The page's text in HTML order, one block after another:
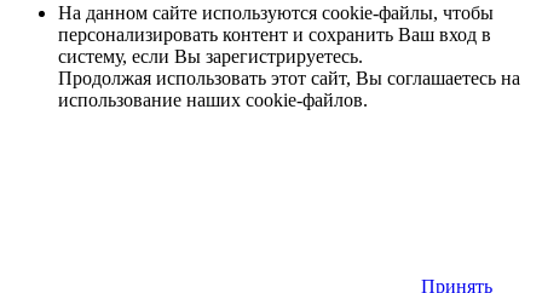
На данном сайте используются cookie-файлы, чтобы
персонализировать контент и сохранить Ваш вход в
систему, если Вы зарегистрируетесь.
Продолжая использовать этот сайт, Вы соглашаетесь на
использование наших cookie-файлов.
Принять